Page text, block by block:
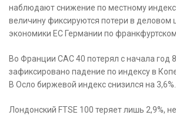
наблюдают снижение по местному
величину фиксируются потери в деловом
экономики ЕС Германии по
Во Франции CAC 40 потерял с начала год
зафиксировано падение по индексу в
В Осло биржевой индекс снизился на 3,6%.
Лондонский FTSE 100 теряет лишь 2,9%,